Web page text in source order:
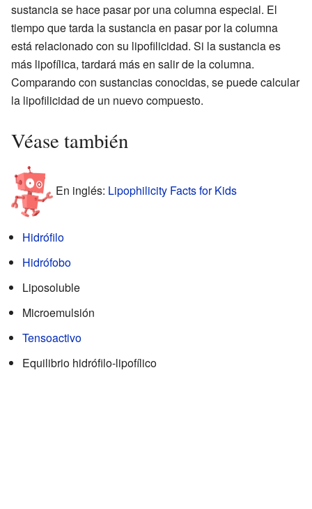
sustancia se hace pasar por una columna especial. El
tiempo que tarda la sustancia en pasar por la columna
está relacionado con su lipofilicidad. Si la sustancia es
más lipofílica, tardará más en salir de la columna.
Comparando con sustancias conocidas, se puede calcular
la lipofilicidad de un nuevo compuesto.
Véase también
En inglés: Lipophilicity Facts for Kids
Hidrófilo
Hidrófobo
Liposoluble
Microemulsión
Tensoactivo
Equilibrio hidrófilo-lipofílico